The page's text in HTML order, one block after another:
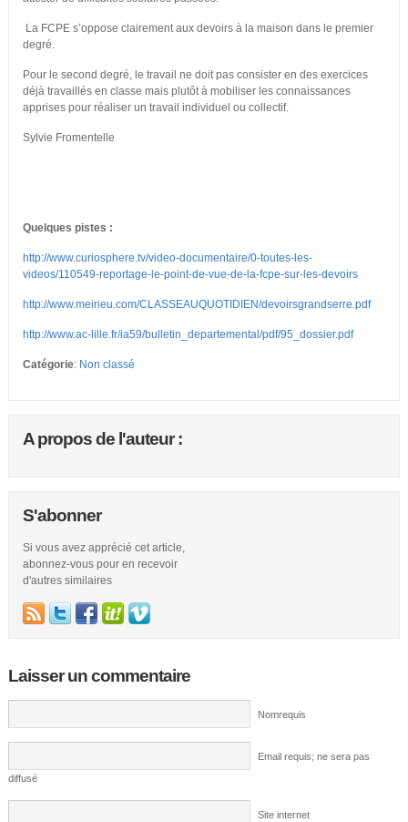
La FCPE s’oppose clairement aux devoirs à la maison dans le premier
degré.
Pour le second degré, le travail ne doit pas consister en des exercices
déjà travaillés en classe mais plutôt à mobiliser les connaissances
apprises pour réaliser un travail individuel ou collectif.
Sylvie Fromentelle
Quelques pistes :
http://www.curiosphere.tv/video-documentaire/0-toutes-les-
videos/110549-reportage-le-point-de-vue-de-la-fcpe-sur-les-devoirs
http://www.meirieu.com/CLASSEAUQUOTIDIEN/devoirsgrandserre.pdf
http://www.ac-lille.fr/ia59/bulletin_departemental/pdf/95_dossier.pdf
Catégorie: Non classé
A propos de l'auteur :
S'abonner
Si vous avez apprécié cet article,
abonnez-vous pour en recevoir
d'autres similaires
Laisser un commentaire
Nomrequis
Email requis; ne sera pas
diffusé
Site internet